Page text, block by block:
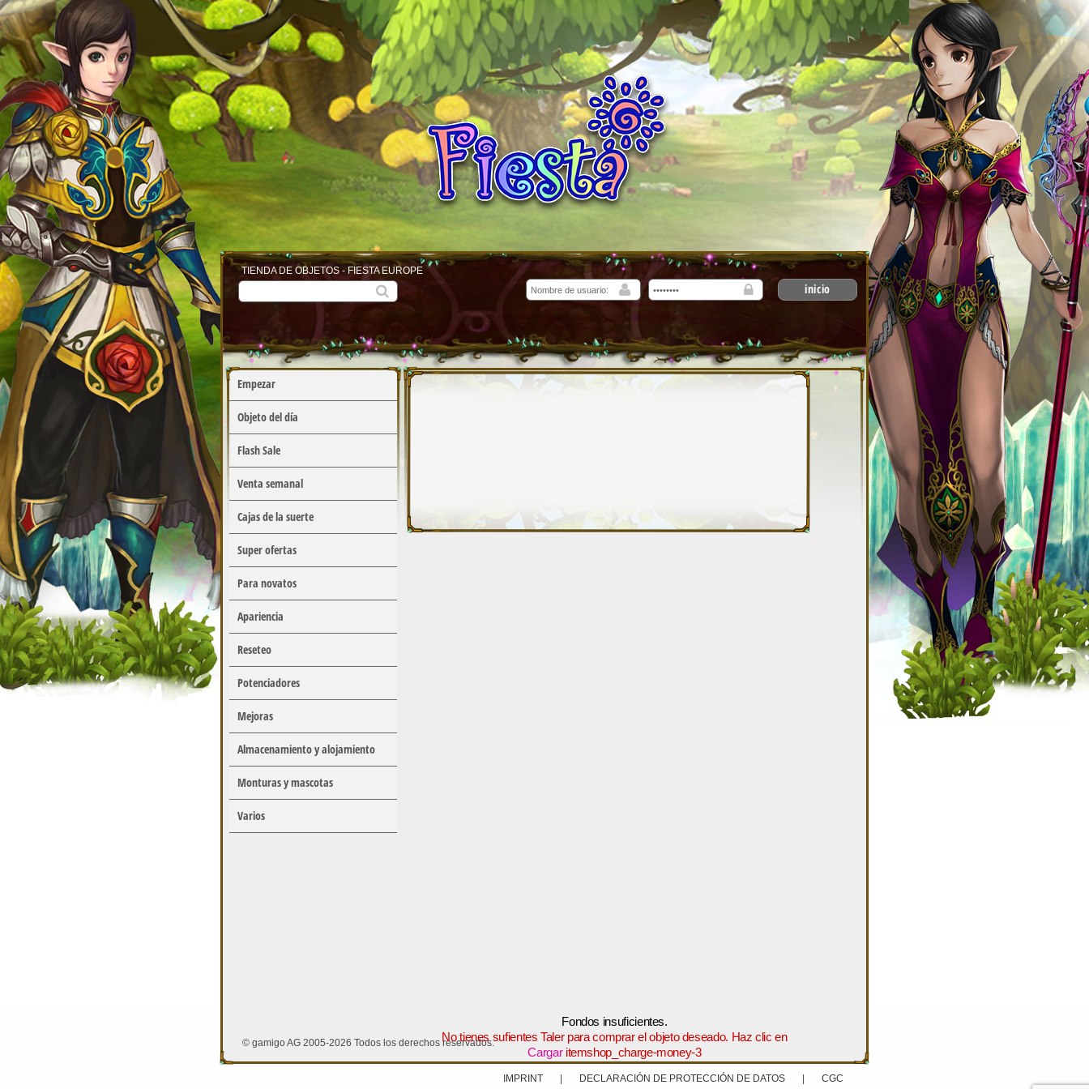
TIENDA DE OBJETOS - FIESTA EUROPE
inicio
Empezar
Objeto del día
Flash Sale
Venta semanal
Cajas de la suerte
Super ofertas
Para novatos
Apariencia
Reseteo
Potenciadores
Mejoras
Almacenamiento y alojamiento
Monturas y mascotas
Varios
Fondos insuficientes.
No tienes sufientes Taler para comprar el objeto deseado. Haz clic en
Cargar itemshop_charge-money-3
© gamigo AG 2005-2026 Todos los derechos reservados.
IMPRINT DECLARACIÓN DE PROTECCIÓN DE DATOS CGC